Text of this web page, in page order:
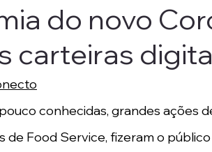
do novo
carteiras
conhecidas, grandes ações
de Food Service, fizeram o